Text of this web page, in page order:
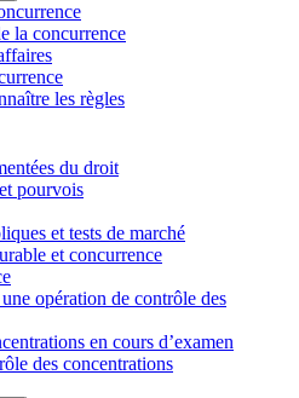
la concurrence
les règles
du droit
pourvois
et tests de marché
et concurrence
opération de contrôle des
en cours d’examen
des concentrations